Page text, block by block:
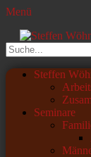
Menü
Steffen Wöhner
Lehrer und
Suchen
nach:
Primäres
Zum
Steffen
Seminare